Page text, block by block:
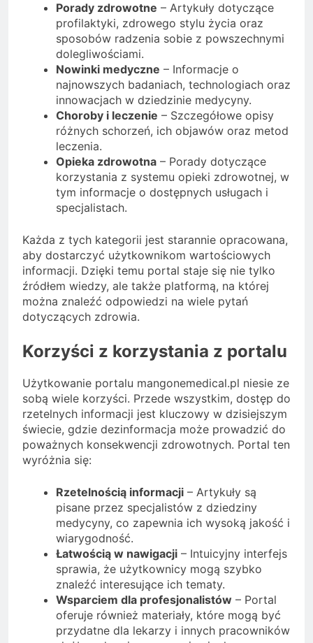
Porady zdrowotne – Artykuły dotyczące
profilaktyki, zdrowego stylu życia oraz
sposobów radzenia sobie z powszechnymi
dolegliwościami.
Nowinki medyczne – Informacje o
najnowszych badaniach, technologiach oraz
innowacjach w dziedzinie medycyny.
Choroby i leczenie – Szczegółowe opisy
różnych schorzeń, ich objawów oraz metod
leczenia.
Opieka zdrowotna – Porady dotyczące
korzystania z systemu opieki zdrowotnej, w
tym informacje o dostępnych usługach i
specjalistach.
Każda z tych kategorii jest starannie opracowana,
aby dostarczyć użytkownikom wartościowych
informacji. Dzięki temu portal staje się nie tylko
źródłem wiedzy, ale także platformą, na której
można znaleźć odpowiedzi na wiele pytań
dotyczących zdrowia.
Korzyści z korzystania z portalu
Użytkowanie portalu mangonemedical.pl niesie ze
sobą wiele korzyści. Przede wszystkim, dostęp do
rzetelnych informacji jest kluczowy w dzisiejszym
świecie, gdzie dezinformacja może prowadzić do
poważnych konsekwencji zdrowotnych. Portal ten
wyróżnia się:
Rzetelnością informacji – Artykuły są
pisane przez specjalistów z dziedziny
medycyny, co zapewnia ich wysoką jakość i
wiarygodność.
Łatwością w nawigacji – Intuicyjny interfejs
sprawia, że użytkownicy mogą szybko
znaleźć interesujące ich tematy.
Wsparciem dla profesjonalistów – Portal
oferuje również materiały, które mogą być
przydatne dla lekarzy i innych pracowników